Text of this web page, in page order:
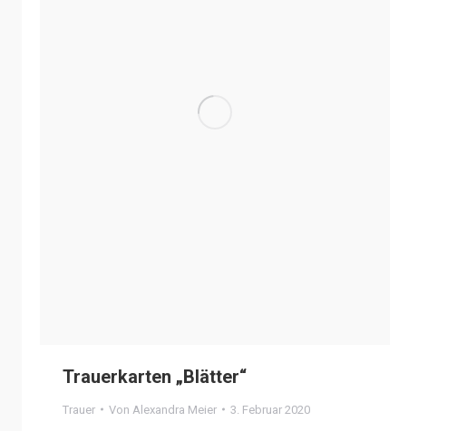
Trauerkarten „Blätter“
Trauer Von Alexandra Meier 3. Februar 2020